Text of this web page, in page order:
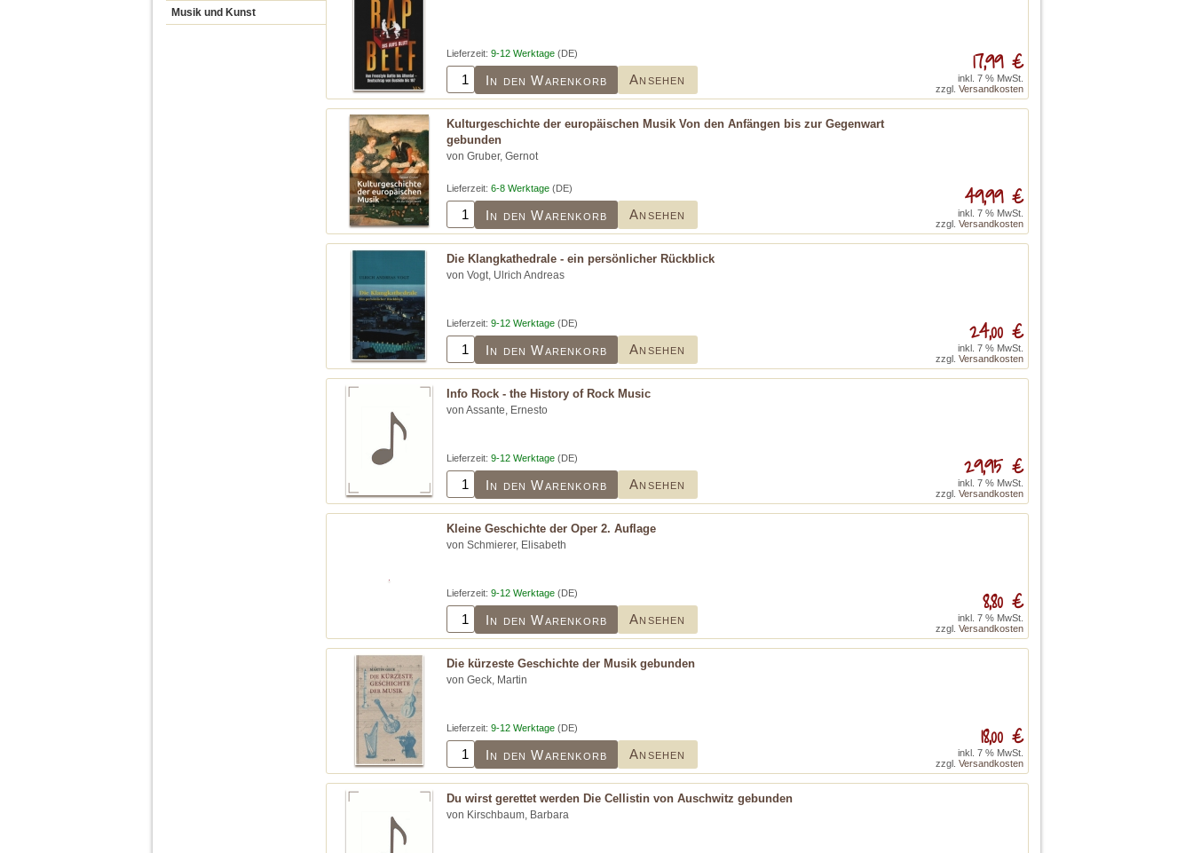
Musik und Kunst
Lieferzeit: 9-12 Werktage (DE)
In den Warenkorb Ansehen
17,99 €
inkl. 7 % MwSt.
zzgl. Versandkosten
Kulturgeschichte der europäischen Musik Von den Anfängen bis zur Gegenwart
gebunden
von Gruber, Gernot
Lieferzeit: 6-8 Werktage (DE)
In den Warenkorb Ansehen
49,99 €
inkl. 7 % MwSt.
zzgl. Versandkosten
Die Klangkathedrale - ein persönlicher Rückblick
von Vogt, Ulrich Andreas
Lieferzeit: 9-12 Werktage (DE)
In den Warenkorb Ansehen
24,00 €
inkl. 7 % MwSt.
zzgl. Versandkosten
Info Rock - the History of Rock Music
von Assante, Ernesto
Lieferzeit: 9-12 Werktage (DE)
In den Warenkorb Ansehen
29,95 €
inkl. 7 % MwSt.
zzgl. Versandkosten
Kleine Geschichte der Oper 2. Auflage
von Schmierer, Elisabeth
Lieferzeit: 9-12 Werktage (DE)
In den Warenkorb Ansehen
8,80 €
inkl. 7 % MwSt.
zzgl. Versandkosten
Die kürzeste Geschichte der Musik gebunden
von Geck, Martin
Lieferzeit: 9-12 Werktage (DE)
In den Warenkorb Ansehen
18,00 €
inkl. 7 % MwSt.
zzgl. Versandkosten
Du wirst gerettet werden Die Cellistin von Auschwitz gebunden
von Kirschbaum, Barbara